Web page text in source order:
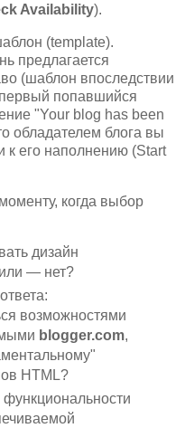
Availability).
(template).
предлагается
(шаблон впоследствии
попавшийся
"Your blog has been
обладателем блога вы
к его наполнению (Start
когда выбор
дизайн
— нет?
возможностями
blogger.com,
HTML?